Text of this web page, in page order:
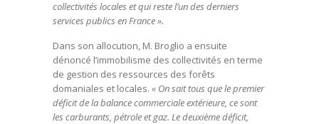
collectivités locales et qui reste l’un des derniers
services publics en France ».
Dans son allocution, M. Broglio a ensuite
dénoncé l’immobilisme des collectivités en terme
de gestion des ressources des forêts
domaniales et locales. « On sait tous que le premier
déficit de la balance commerciale extérieure, ce sont
les carburants, pétrole et gaz. Le deuxième déficit,